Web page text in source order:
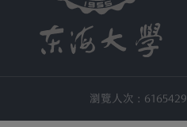
瀏覽人次 : 6165429